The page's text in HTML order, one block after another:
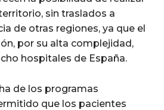
sin traslados a
de otras regiones, ya que el
por su alta complejidad,
hospitales de España.
de los programas
que los pacientes